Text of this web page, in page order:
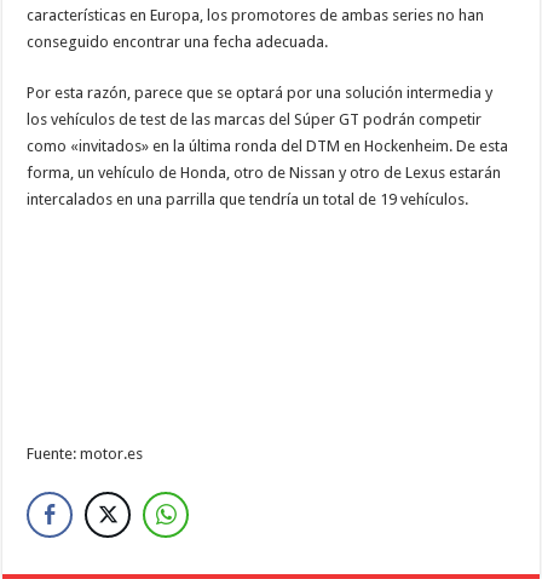
características en Europa, los promotores de ambas series no han
conseguido encontrar una fecha adecuada.
Por esta razón, parece que se optará por una solución intermedia y
los vehículos de test de las marcas del Súper GT podrán competir
como «invitados» en la última ronda del DTM en Hockenheim. De esta
forma, un vehículo de Honda, otro de Nissan y otro de Lexus estarán
intercalados en una parrilla que tendría un total de 19 vehículos.
Fuente: motor.es